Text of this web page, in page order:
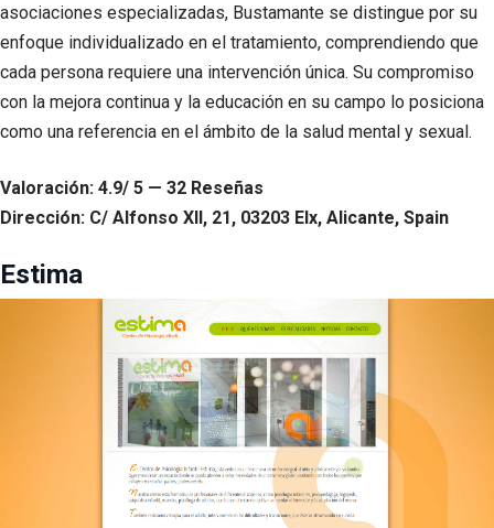
asociaciones especializadas, Bustamante se distingue por su
enfoque individualizado en el tratamiento, comprendiendo que
cada persona requiere una intervención única. Su compromiso
con la mejora continua y la educación en su campo lo posiciona
como una referencia en el ámbito de la salud mental y sexual.
Valoración: 4.9/ 5 — 32 Reseñas
Dirección: C/ Alfonso XII, 21, 03203 Elx, Alicante, Spain
Estima